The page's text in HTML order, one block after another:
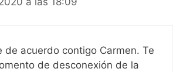
de acuerdo contigo Carmen. Te
de desconexión de la